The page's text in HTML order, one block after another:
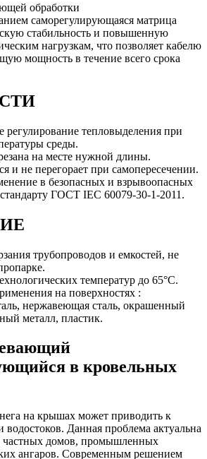
обработки
cаморегулирующаяся матрица
стабильность и повышенную
нагрузкам, что позволяет кабелю
мощность в течение всего срока
регулирование тепловыделения при
среды.
на месте нужной длины.
и не перегорает при самопересечении.
в безопасных и взрывоопасных
стандарту ГОСТ IEC 60079-30-1-2011.
трубопроводов и емкостей, не
температур до 65°С.
на поверхностях :
нержавеющая сталь, окрашенный
металл, пластик.
в кровельных
на крышах может приводить к
Данная проблема актуальна
частных домов, промышленных
ангаров. Современным решением